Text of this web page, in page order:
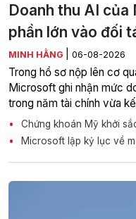
Doanh thu AI
phần lớn vào đối
MINH HẰNG 06-08-2026
Trong hồ sơ nộp lên cơ
Microsoft ghi nhận mức
trong năm tài chính vừa
Chứng khoán Mỹ khởi
Microsoft lập kỷ lục về